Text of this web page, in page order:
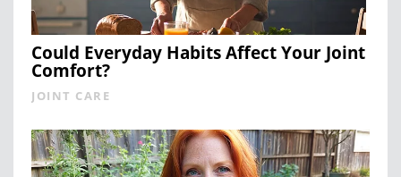
Could Everyday Habits Affect Your Joint
Comfort?
JOINT CARE